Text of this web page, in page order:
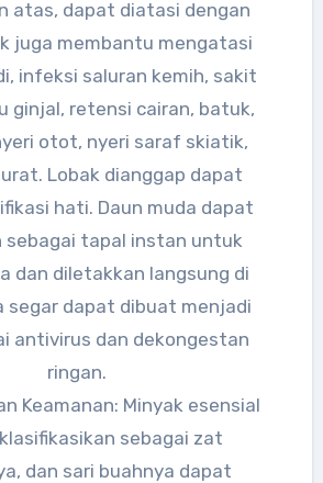
atas, dapat diatasi dengan
juga membantu mengatasi
infeksi saluran kemih, sakit
ginjal, retensi cairan, batuk,
otot, nyeri saraf skiatik,
Lobak dianggap dapat
hati. Daun muda dapat
sebagai tapal instan untuk
dan diletakkan langsung di
segar dapat dibuat menjadi
antivirus dan dekongestan
ringan.
Keamanan: Minyak esensial
sebagai zat
dan sari buahnya dapat